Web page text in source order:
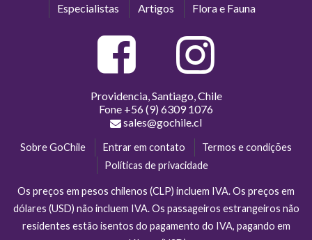
Especialistas
Artigos Flora e Fauna
Providencia, Santiago, Chile
Fone +56 (9) 6309 1076
sales@gochile.cl
Sobre GoChile Entrar em contato
Termos e condições
Políticas de privacidade
Os preços em pesos chilenos (CLP) incluem IVA. Os preços em
dólares (USD) não incluem IVA. Os passageiros estrangeiros não
residentes estão isentos do pagamento do IVA, pagando em